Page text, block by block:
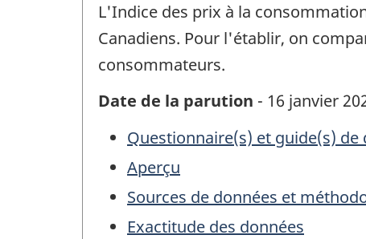
L'Indice des prix à la
Canadiens. Pour l'établir, on
consommateurs.
Date de la parution - 16 janvier
Questionnaire(s) et guide(s) de
Aperçu
Sources de données et
Exactitude des données